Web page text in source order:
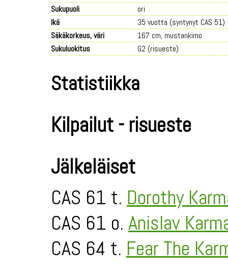
Sukupuoli
ori
Ikä
35 vuotta (syntynyt CAS 51)
Säkäkorkeus, väri
167 cm, mustankimo
Sukuluokitus
G2 (risueste)
Statistiikka
Kilpailut - risueste
Jälkeläiset
CAS 61 t. Dorothy
CAS 61 o. Anislav
CAS 64 t. Fear The